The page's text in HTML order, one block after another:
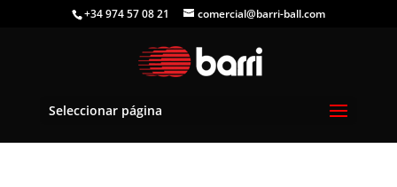
+34 974 57 08 21 comercial@barri-ball.com
Seleccionar página